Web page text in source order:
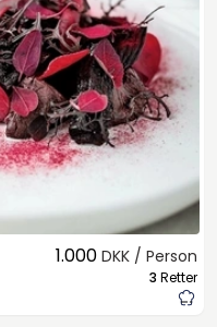
1.000 DKK / Person
3 Retter